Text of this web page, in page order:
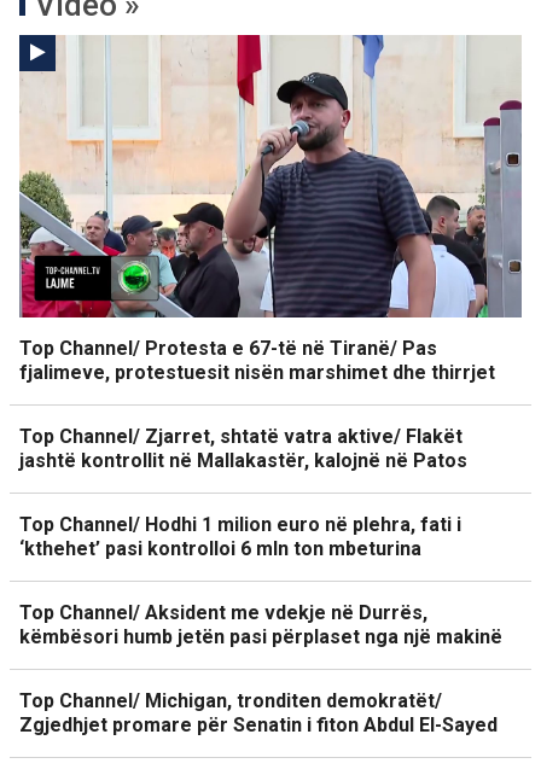
Top Channel/ Protesta e 67-të në Tiranë/ Pas
fjalimeve, protestuesit nisën marshimet dhe thirrjet
Top Channel/ Zjarret, shtatë vatra aktive/ Flakët
jashtë kontrollit në Mallakastër, kalojnë në Patos
Top Channel/ Hodhi 1 milion euro në plehra, fati i
‘kthehet’ pasi kontrolloi 6 mln ton mbeturina
Top Channel/ Aksident me vdekje në Durrës,
këmbësori humb jetën pasi përplaset nga një makinë
Top Channel/ Michigan, tronditen demokratët/
Zgjedhjet promare për Senatin i fiton Abdul El-Sayed